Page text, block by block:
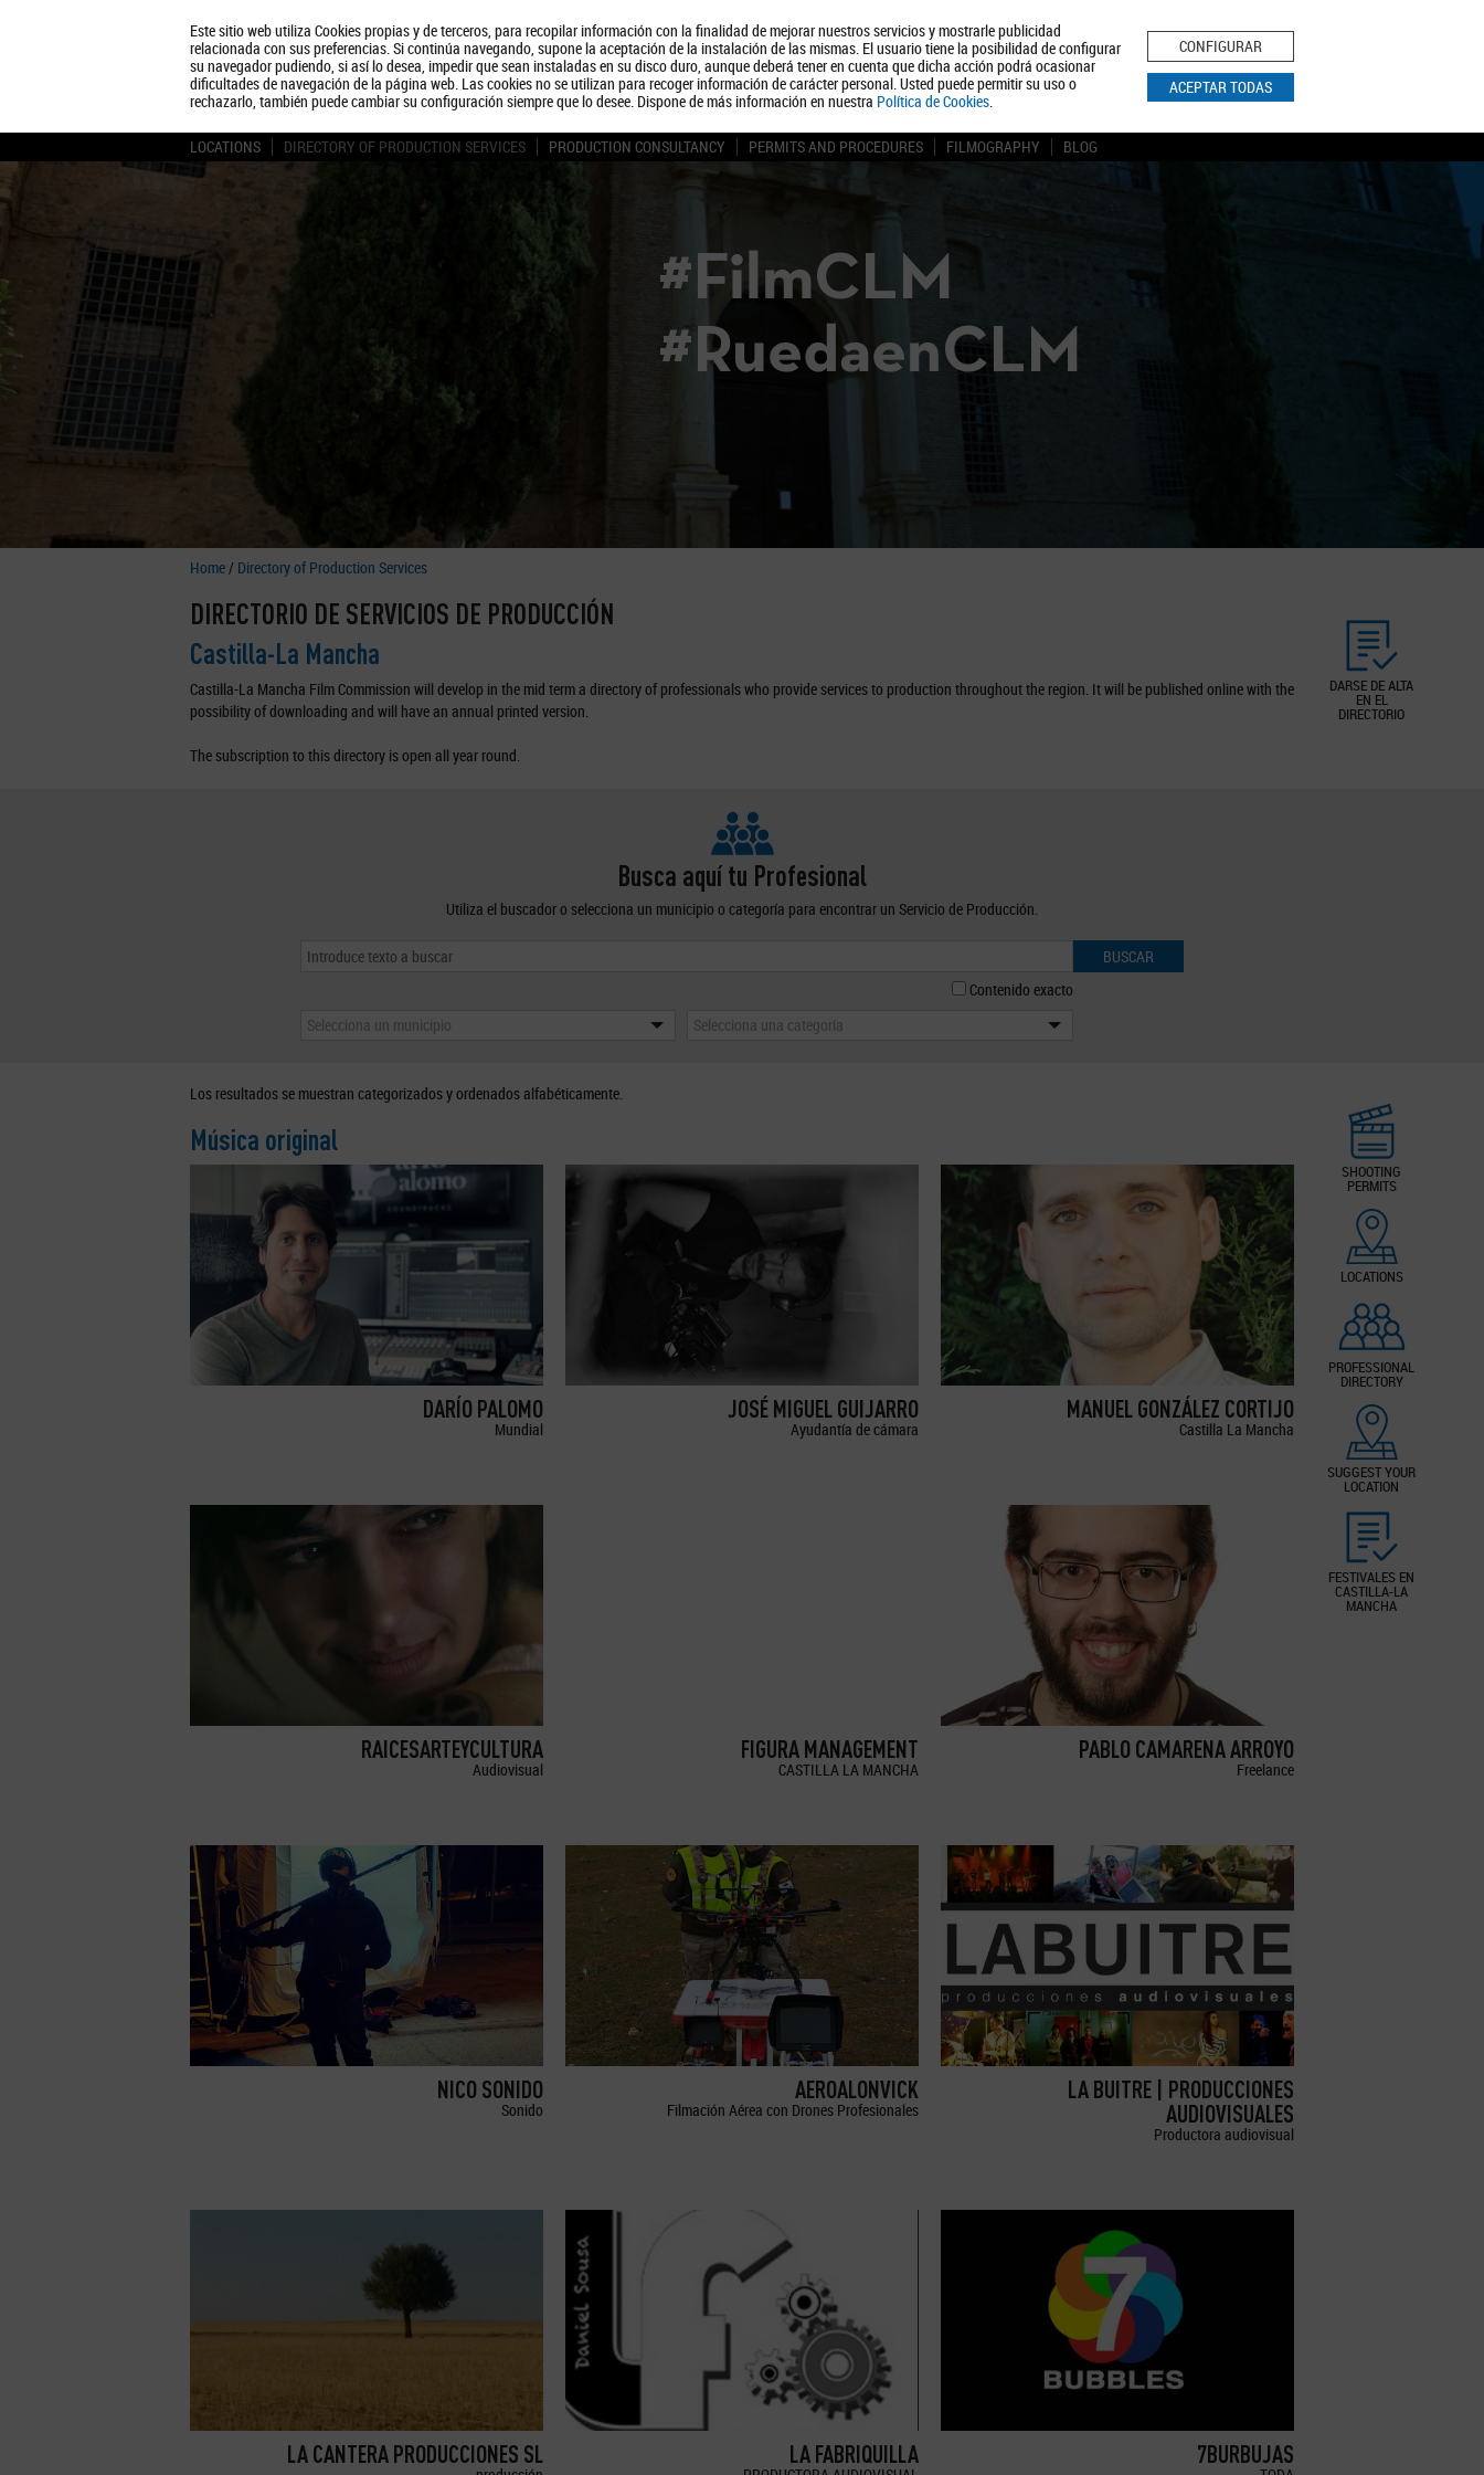
Este sitio web utiliza Cookies propias y de terceros, para recopilar información con la finalidad de mejorar nuestros servicios y mostrarle publicidad
relacionada con sus preferencias. Si continúa navegando, supone la aceptación de la instalación de las mismas. El usuario tiene la posibilidad de configurar
su navegador pudiendo, si así lo desea, impedir que sean instaladas en su disco duro, aunque deberá tener en cuenta que dicha acción podrá ocasionar
dificultades de navegación de la página web. Las cookies no se utilizan para recoger información de carácter personal. Usted puede permitir su uso o
rechazarlo, también puede cambiar su configuración siempre que lo desee. Dispone de más información en nuestra Política de Cookies.
CONFIGURAR
ACEPTAR TODAS
About us Tourism Política de Privacidad Aviso Legal Política de Cookies
BUSCAR
LOCATIONS DIRECTORY OF PRODUCTION SERVICES PRODUCTION CONSULTANCY PERMITS AND PROCEDURES FILMOGRAPHY BLOG
#FilmCLM
#RuedaenCLM
Home/ Directory of Production Services
DARSE DE ALTA
EN EL
DIRECTORIO
DIRECTORIO DE SERVICIOS DE PRODUCCIÓN
Castilla-La Mancha
Castilla-La Mancha Film Commission will develop in the mid term a directory of professionals who provide services to production throughout the region. It will be published online with the
possibility of downloading and will have an annual printed version.
The subscription to this directory is open all year round.
Busca aquí tu Profesional
Utiliza el buscador o selecciona un municipio o categoría para encontrar un Servicio de Producción.
BUSCAR
Contenido exacto
Selecciona un municipio
Selecciona una categoría
SHOOTING
PERMITS
LOCATIONS
PROFESSIONAL
DIRECTORY
SUGGEST YOUR
LOCATION
FESTIVALES EN
CASTILLA-LA
MANCHA
Los resultados se muestran categorizados y ordenados alfabéticamente.
Música original
DARÍO PALOMO
Mundial
JOSÉ MIGUEL GUIJARRO
Ayudantía de cámara
MANUEL GONZÁLEZ CORTIJO
Castilla La Mancha
RAICESARTEYCULTURA
Audiovisual
FIGURA MANAGEMENT
CASTILLA LA MANCHA
PABLO CAMARENA ARROYO
Freelance
NICO SONIDO
Sonido
AEROALONVICK
Filmación Aérea con Drones Profesionales
LA BUITRE | PRODUCCIONES
AUDIOVISUALES
Productora audiovisual
LA CANTERA PRODUCCIONES SL LA FABRIQUILLA 7BURBUJAS